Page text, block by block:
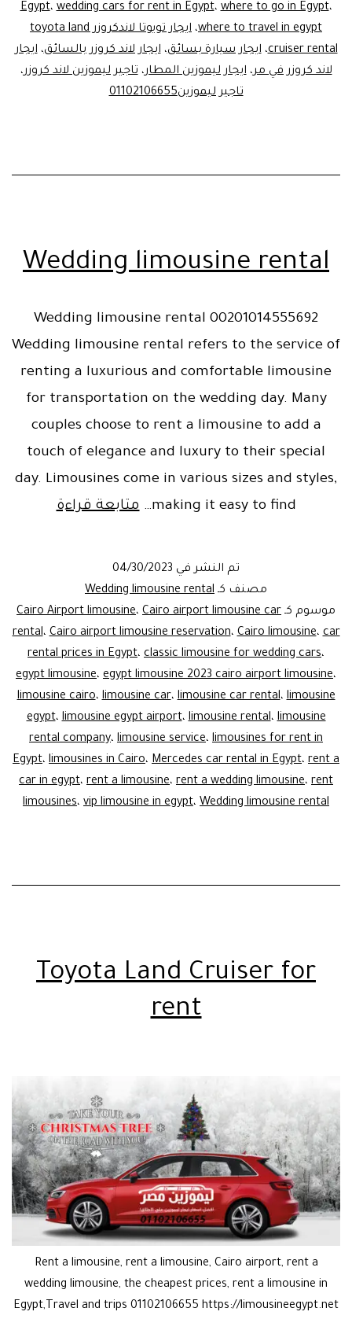
Egypt،wedding cars for rent in Egypt،where to go in Egypt،
where to travel in egypt،
ايجار تويوتا لاندكروزر toyota land
cruiser rental،ايجار سيارة بسائق،ايجار لاند كروزر بالسائق،ايجار
لاند كروزر في مر،ايجار ليموزين المطار،تاجير ليموزين لاند كروزر،
تاجير ليموزين01102106655
Wedding limousine rental
Wedding limousine rental 00201014555692
Wedding limousine rental refers to the service of
renting a luxurious and comfortable limousine
for transportation on the wedding day. Many
couples choose to rent a limousine to add a
touch of elegance and luxury to their special
day. Limousines come in various sizes and styles,
making it easy to find…
متابعة قراءة
تم النشر في 04/30/2023
مصنف كـ Wedding limousine rental
موسوم كـ
Cairo Airport limousine، Cairo airport limousine car
rental،Cairo airport limousine reservation،Cairo limousine،car
rental prices in Egypt، classic limousine for wedding cars،
egypt limousine، egypt limousine 2023 cairo airport limousine،
limousine cairo،limousine car،limousine car rental،limousine
egypt،limousine egypt airport،limousine rental،limousine
rental company، limousine service، limousines for rent in
Egypt، limousines in Cairo، Mercedes car rental in Egypt، rent a
car in egypt، rent a limousine، rent a wedding limousine، rent
limousines، vip limousine in egypt، Wedding limousine rental
Toyota Land Cruiser for
rent
Rent a limousine, rent a limousine, Cairo airport, rent a
wedding limousine, the cheapest prices, rent a limousine in
Egypt,Travel and trips 01102106655 https://limousineegypt.net